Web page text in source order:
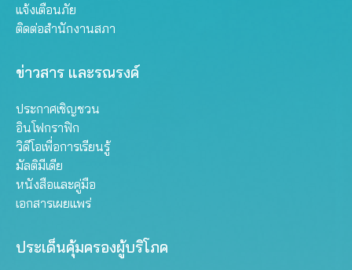
แจ้งเตือนภัย
ติดต่อสำนักงานสภา
ข่าวสาร และรณรงค์
ประกาศเชิญชวน
อินโฟกราฟิก
วิดีโอเพื่อการเรียนรู้
มัลติมีเดีย
หนังสือและคู่มือ
เอกสารเผยแพร่
ประเด็นคุ้มครองผู้บริโภค